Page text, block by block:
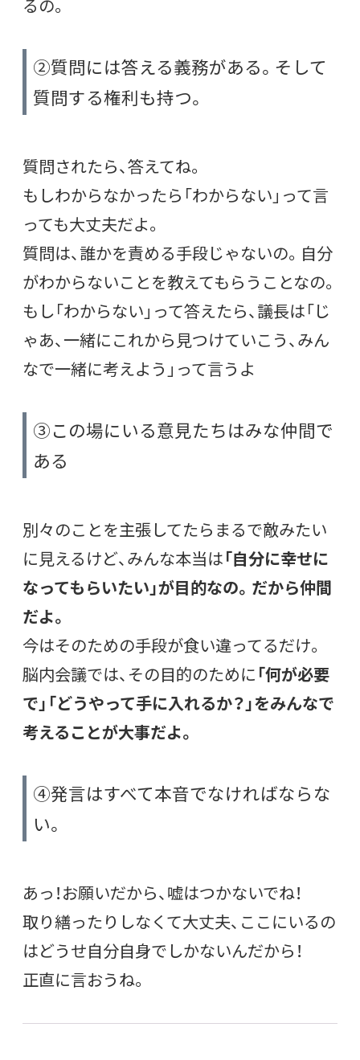
るの。
②質問には答える義務がある。そして
質問する権利も持つ。
質問されたら、答えてね。
もしわからなかったら「わからない」って言
っても大丈夫だよ。
質問は、誰かを責める手段じゃないの。自分
がわからないことを教えてもらうことなの。
もし「わからない」って答えたら、議長は「じ
ゃあ、一緒にこれから見つけていこう、みん
なで一緒に考えよう」って言うよ
③この場にいる意見たちはみな仲間で
ある
別々のことを主張してたらまるで敵みたい
に見えるけど、みんな本当は「自分に幸せに
なってもらいたい」が目的なの。だから仲間
だよ。
今はそのための手段が食い違ってるだけ。
脳内会議では、その目的のために 「何が必要
で」「どうやって手に入れるか？」をみんなで
考えることが大事だよ。
④発言はすべて本音でなければならな
い。
あっ！お願いだから、嘘はつかないでね！
取り繕ったりしなくて大丈夫、ここにいるの
はどうせ自分自身でしかないんだから！
正直に言おうね。